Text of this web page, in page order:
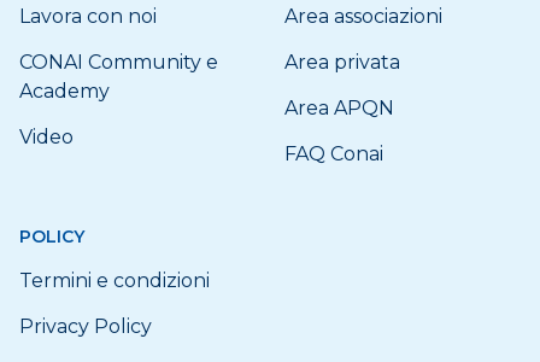
Lavora con noi
CONAI Community e
Academy
Video
Area associazioni
Area privata
Area APQN
FAQ Conai
POLICY
Termini e condizioni
Privacy Policy